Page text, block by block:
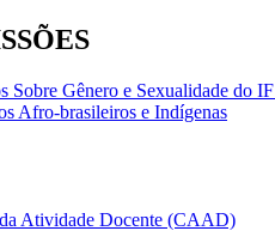
Sobre Gênero e Sexualidade do
Afro-brasileiros e Indígenas
Atividade Docente (CAAD)